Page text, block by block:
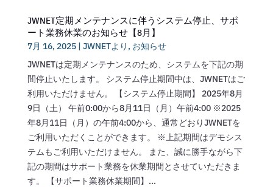
JWNET定期メンテナンスに伴うシステム停止、サポ
ート業務休業のお知らせ【8月】
7月 16, 2025| JWNETより , お知らせ
JWNETは定期メンテナンスのため、システムを下記の期
間停止いたします。 システム停止期間中は、JWNETはご
利用いただけません。 【システム停止期間】 2025年8月
9日（土） 午前0:00から8月11日（月）午前4:00 ※2025
年8月11日（月）の午前4:00から、通常どおりJWNETを
ご利用いただくことができます。 ※上記期間はデモシス
テムもご利用いただけません。 また、誠に勝手ながら下
記の期間はサポート業務を休業期間とさせていただきま
す。 【サポート業務休業期間】...